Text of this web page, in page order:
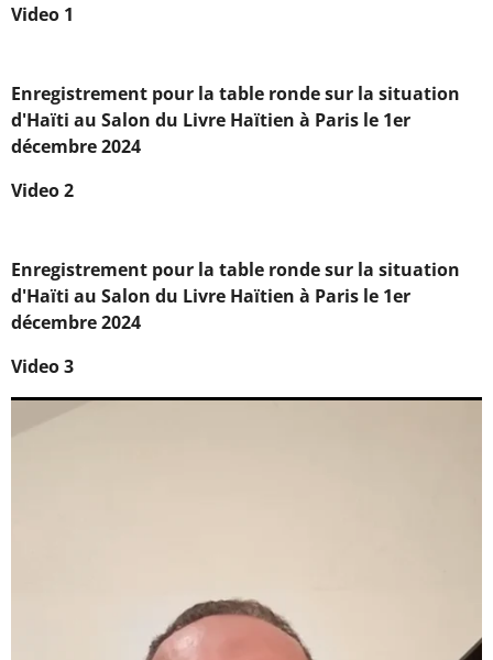
Video 1
Enregistrement pour la table ronde sur la situation
d'Haïti au Salon du Livre Haïtien à Paris le 1er
décembre 2024
Video 2
Enregistrement pour la table ronde sur la situation
d'Haïti au Salon du Livre Haïtien à Paris le 1er
décembre 2024
Video 3